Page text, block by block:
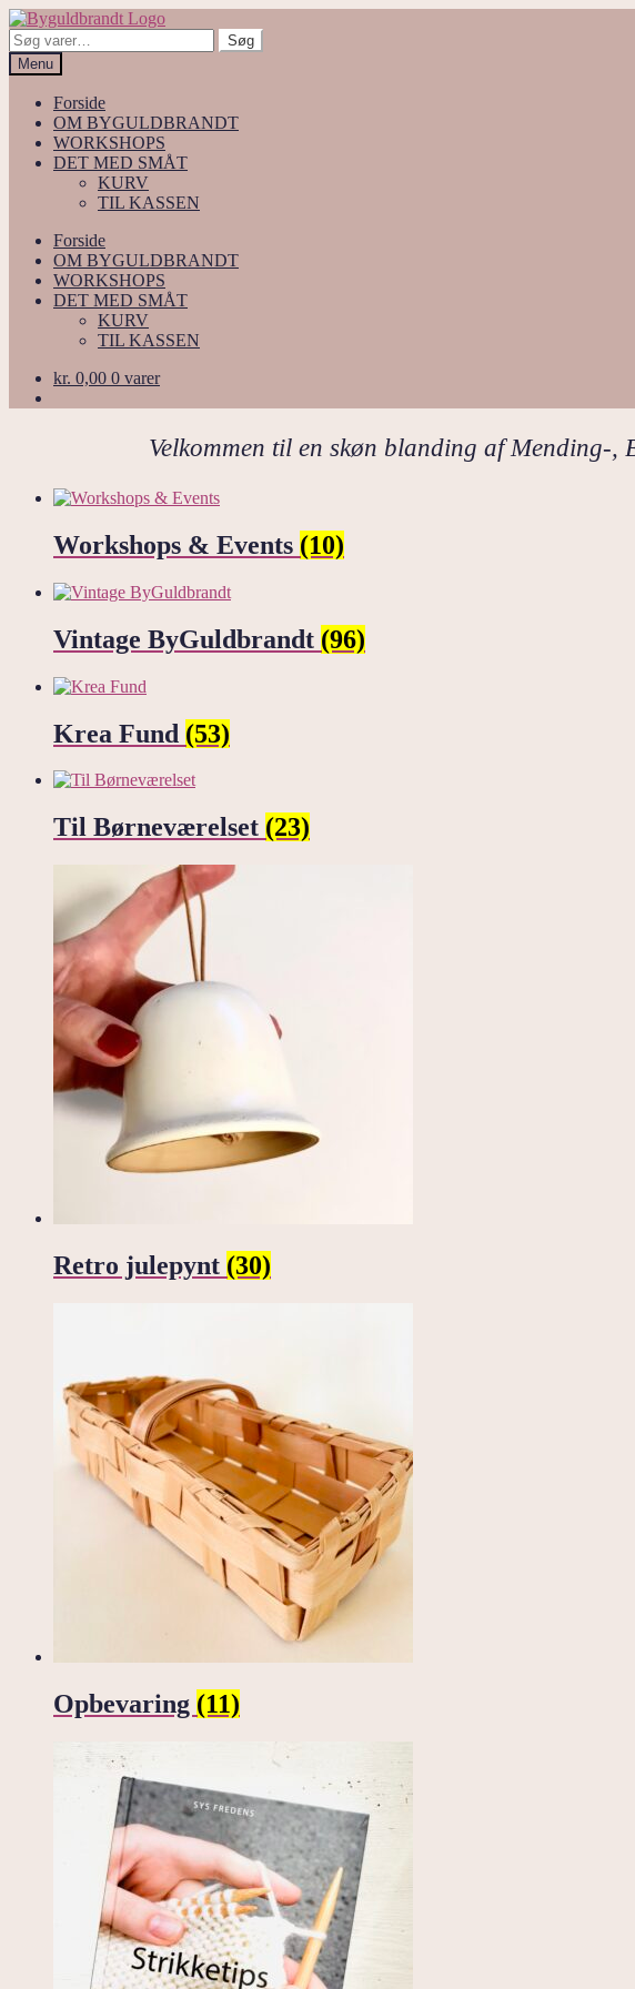
Spring
til
navigation
Spring
til
indhold
Søg
efter:
Søg
Menu
Forside
OM BYGULDBRANDT
WORKSHOPS
DET MED SMÅT
KURV
TIL KASSEN
Forside
OM BYGULDBRANDT
WORKSHOPS
DET MED SMÅT
KURV
TIL KASSEN
kr. 0,00 0 varer
Velkommen til en skøn blanding af Mending-
Workshops & Events (10)
Vintage ByGuldbrandt (96)
Krea Fund (53)
Til Børneværelset (23)
Retro julepynt (30)
Opbevaring (11)